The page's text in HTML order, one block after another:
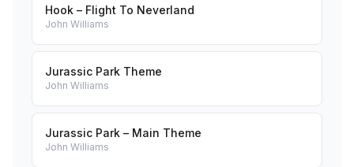
Hook – Flight To Neverland
John Williams
Jurassic Park Theme
John Williams
Jurassic Park – Main Theme
John Williams